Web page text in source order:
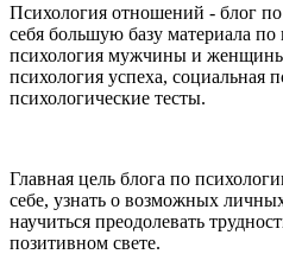
Психология отношений - блог
себя большую базу материала
психология мужчины и
психология успеха, социальная
психологические тесты.
Главная цель блога по
себе, узнать о возможных
научиться преодолевать
позитивном свете.